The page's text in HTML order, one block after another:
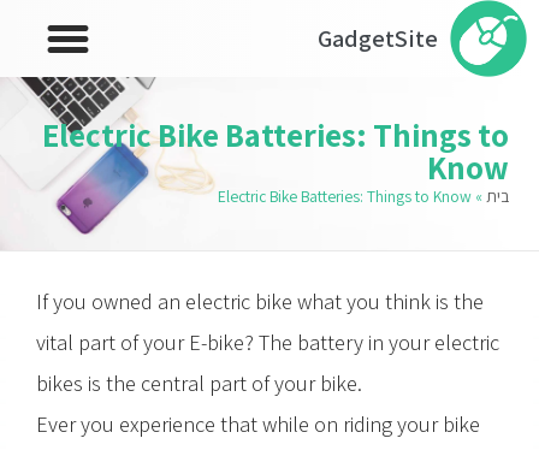
GadgetSite
Electric Bike Batteries: Things to
Know
בית »
Electric Bike Batteries: Things to Know
If you owned an electric bike what you think is the
vital part of your E-bike? The battery in your electric
bikes is the central part of your bike.
Ever you experience that while on riding your bike